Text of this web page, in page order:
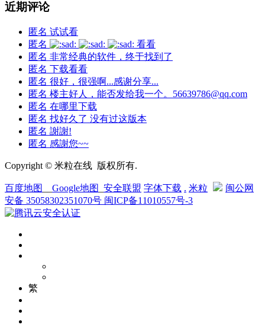
近期评论
匿名 试试看
匿名
看看
匿名 非常经典的软件，终于找到了
匿名 下载看看
匿名 很好，很强啊...感谢分享...
匿名 楼主好人，能否发给我一个。56639786@qq.com
匿名 在哪里下载
匿名 找好久了 没有过这版本
匿名 謝謝!
匿名 感謝您~~
Copyright © 米粒在线 版权所有.
百度地图 Google地图 安全联盟 字体下载 . 米粒
闽公网
安备 35058302351070号 闽ICP备11010557号-3
繁